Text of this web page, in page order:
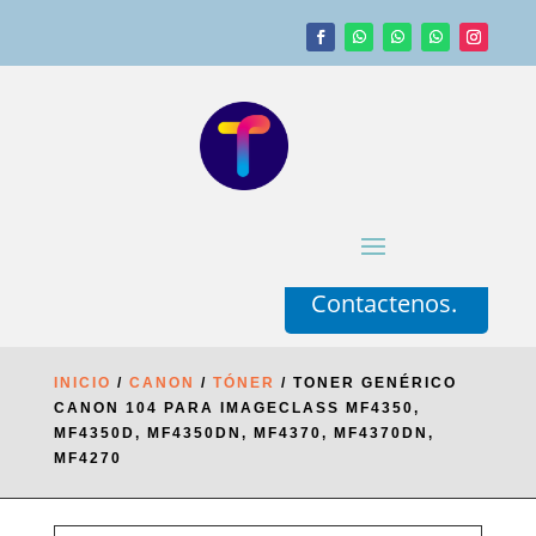
Contactenos.
INICIO / CANON / TÓNER / TONER GENÉRICO
CANON 104 PARA IMAGECLASS MF4350,
MF4350D, MF4350DN, MF4370, MF4370DN,
MF4270